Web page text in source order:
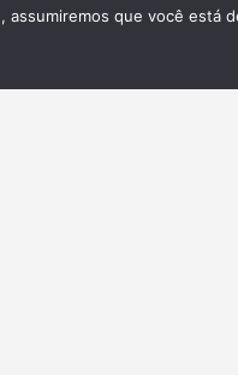
que você está